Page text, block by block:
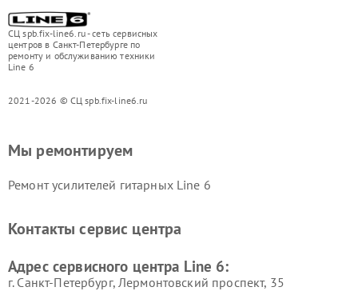
СЦ spb.fix-line6.ru - сеть сервисных
центров в Санкт-Петербурге по
ремонту и обслуживанию техники
Line 6
2021-2026 © СЦ spb.fix-line6.ru
Мы ремонтируем
Ремонт усилителей гитарных Line 6
Контакты сервис центра
Адрес сервисного центра Line 6:
г. Санкт-Петербург, Лермонтовский проспект, 35